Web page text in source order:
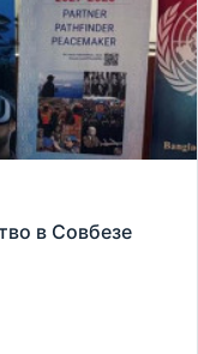
в Совбезе